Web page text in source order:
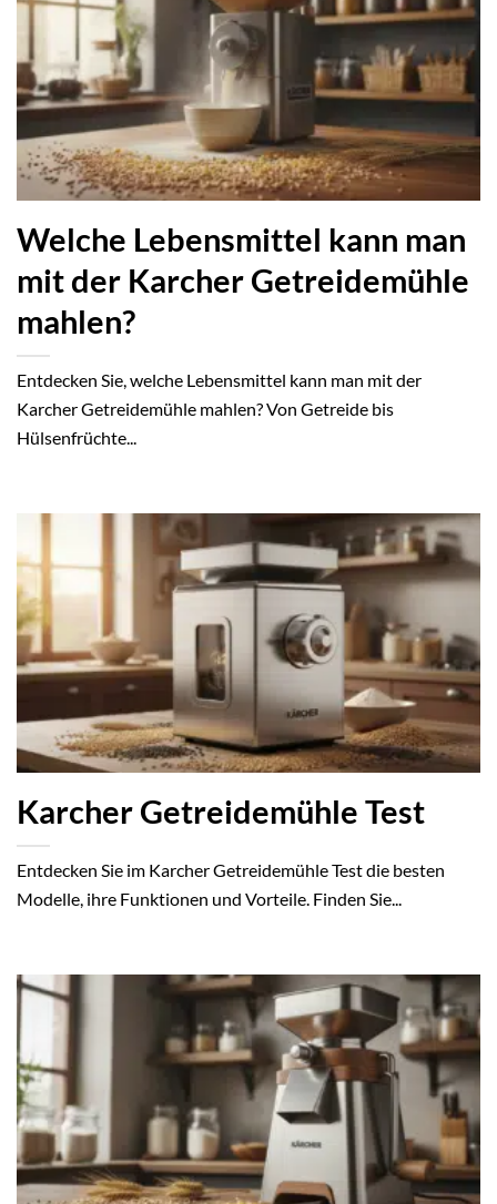
Welche Lebensmittel kann man
mit der Karcher Getreidemühle
mahlen?
Entdecken Sie, welche Lebensmittel kann man mit der
Karcher Getreidemühle mahlen? Von Getreide bis
Hülsenfrüchte...
Karcher Getreidemühle Test
Entdecken Sie im Karcher Getreidemühle Test die besten
Modelle, ihre Funktionen und Vorteile. Finden Sie...